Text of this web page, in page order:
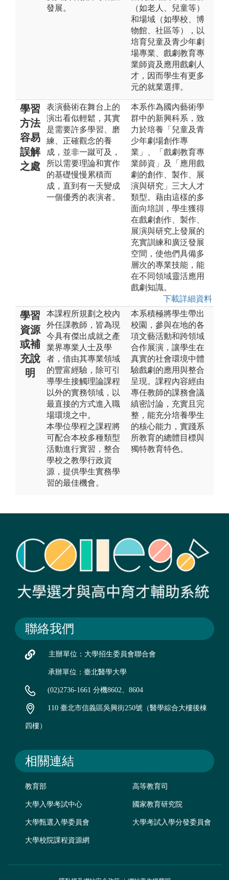
發展。
（如老人、兒童等）
和場域（如學校、博
物館、社區等），以
培育兒童及青少年劇
場專業、戲劇教育專
業師資及應用戲劇人
才，因而學生有更多
元的就業選擇。
學習
方法
容易
誤解
之處
表演藝術在舞台上的
演出看似輕鬆，其實
是需要許多學習、磨
練、正確觀念的養
成，並非一蹴可及，
所以需要理論和實作
的基礎慢慢累積而
成，直到有一天變成
一個優秀的表演者。
本系作為國內藝術學
群中的新興科系，致
力於培養「兒童及青
少年劇場創作專
業」、「戲劇教育專
業師資」及「應用戲
劇的創作、製作、展
演與研究」三大人才
類型。藉由這樣的多
面向培訓，學生獲得
在戲劇創作、製作、
展演與研究上發展的
充實訓練和廣泛發展
空間，使他們具備多
層次的專業技能，能
在不同領域靈活應用
戲劇知識。
下載詳細資料
學習
資源
或補
充說
明
本課程所規劃之校內
外任課教師，皆為現
今具有傑出成就之產
業界專業人士及學
者，借由其專業領域
的豐富經驗，除可引
導學生接觸理論課程
以外的實務領域，以
最直接的方式進入職
場環境之中。
本學位學程之課程將
可配合本校多種類型
活動進行實習，整合
學校之教學行政資
源，提供學生實務學
習的最佳機會。
本系積極將學生帶出
校園，參與在地的各
項文藝活動和跨領域
合作展演，讓學生在
真實的社會環境中體
驗戲劇的應用與整合
呈現。課程內容經由
專任教師的課務會議
縝密討論，充實且完
整，能充分培養學生
的核心能力，實踐系
所教育的總體目標與
獨特教育特色。
聯絡我們
主辦單位：大學招生委員會聯合會
承辦單位：臺北醫學大學
(02)2736-1661 分機8602、8604
110 臺北市信義區吳興街250號（醫學綜合大樓後棟
四樓）
相關連結
教育部 高等教育司
大學入學考試中心 國家教育研究院
大學甄選入學委員會 大學考試入學分發委員會
大學校院課程資源網